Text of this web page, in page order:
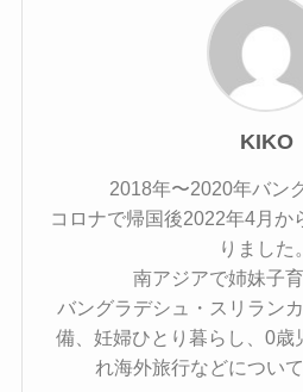
KIKO
2018年〜2020年バン
コロナで帰国後2022年4月か
りました。
南アジアで姉妹子育
バングラデシュ・スリラン
備、妊婦ひとり暮らし、0歳
れ海外旅行などについ